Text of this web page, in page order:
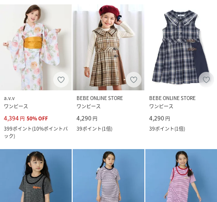
a.v.v
ワンピース
4,394 円 50%OFF
399ポイント(10%ポイントバ
ック)
BEBE ONLINE STORE
ワンピース
4,290 円
39ポイント(1倍)
BEBE ONLINE STORE
ワンピース
4,290 円
39ポイント(1倍)